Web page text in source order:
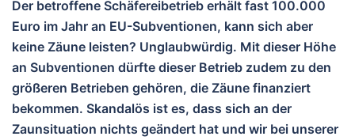
Der betroffene Schäfereibetrieb erhält fast 100.000
Euro im Jahr an EU-Subventionen, kann sich aber
keine Zäune leisten? Unglaubwürdig. Mit dieser Höhe
an Subventionen dürfte dieser Betrieb zudem zu den
größeren Betrieben gehören, die Zäune finanziert
bekommen. Skandalös ist es, dass sich an der
Zaunsituation nichts geändert hat und wir bei unserer